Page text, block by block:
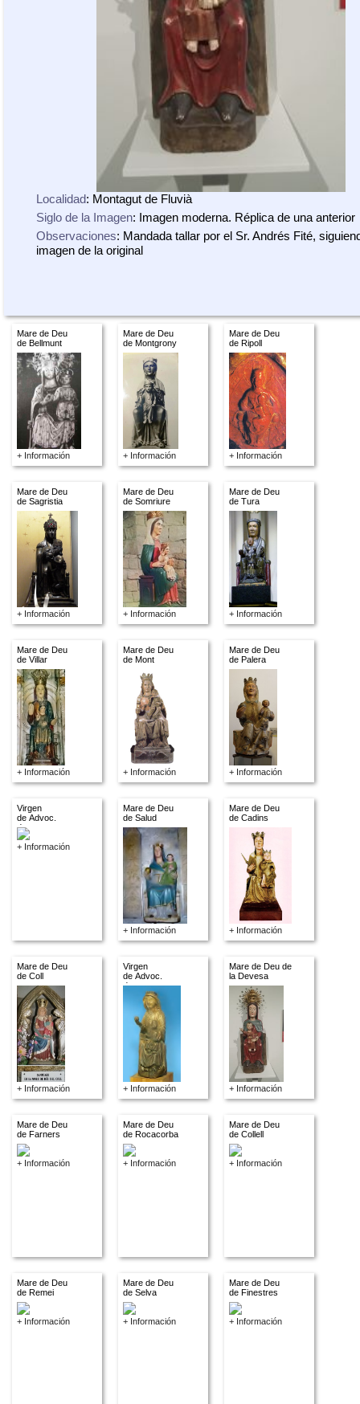
Localidad: Montagut de Fluvià
Siglo de la Imagen: Imagen moderna. Réplica de una anterior
Observaciones: Mandada tallar por el Sr. Andrés Fité,
imagen de la original
Mare de Deu
de Bellmunt
+ Información
Mare de Deu
de Montgrony
+ Información
Mare de Deu
de Ripoll
+ Información
Mare de Deu
de Sagristia
+ Información
Mare de Deu
de Somriure
+ Información
Mare de Deu
de Tura
+ Información
Mare de Deu
de Villar
+ Información
Mare de Deu
de Mont
+ Información
Mare de Deu
de Palera
+ Información
Virgen
de Advoc.
descon.
+ Información
Mare de Deu
de Salud
+ Información
Mare de Deu
de Cadins
+ Información
Mare de Deu
de Coll
+ Información
Virgen
de Advoc.
descon.
+ Información
Mare de Deu de
la Devesa
+ Información
Mare de Deu
de Farners
+ Información
Mare de Deu
de Rocacorba
+ Información
Mare de Deu
de Collell
+ Información
Mare de Deu
de Remei
+ Información
Mare de Deu
de Selva
+ Información
Mare de Deu
de Finestres
+ Información